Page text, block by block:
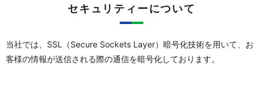
セキュリティーについて
当社では、SSL（Secure Sockets Layer）暗号化技術を用いて、お
客様の情報が送信される際の通信を暗号化しております。